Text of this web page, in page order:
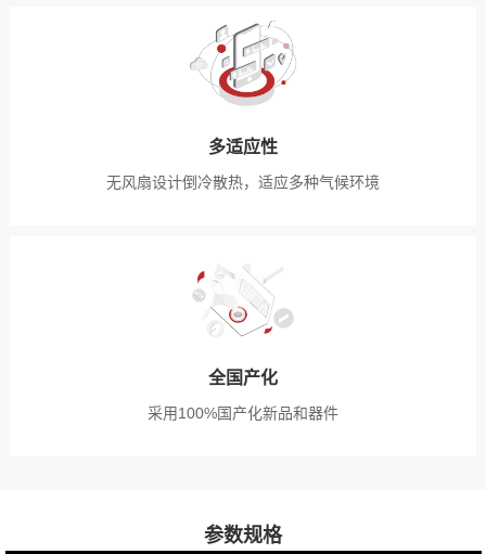
多适应性
无风扇设计倒冷散热，适应多种气候环境
全国产化
采用100%国产化新品和器件
参数规格